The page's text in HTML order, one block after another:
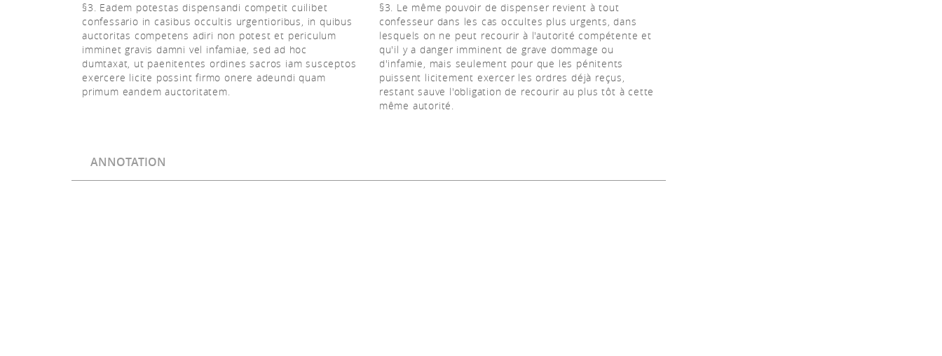
§3. Eadem potestas dispensandi competit cuilibet
confessario in casibus occultis urgentioribus, in quibus
auctoritas competens adiri non potest et periculum
imminet gravis damni vel infamiae, sed ad hoc
dumtaxat, ut paenitentes ordines sacros iam susceptos
exercere licite possint firmo onere adeundi quam
primum eandem auctoritatem.
§3. Le même pouvoir de dispenser revient à tout
confesseur dans les cas occultes plus urgents, dans
lesquels on ne peut recourir à l'autorité compétente et
qu'il y a danger imminent de grave dommage ou
d'infamie, mais seulement pour que les pénitents
puissent licitement exercer les ordres déjà reçus,
restant sauve l'obligation de recourir au plus tôt à cette
même autorité.
ANNOTATION